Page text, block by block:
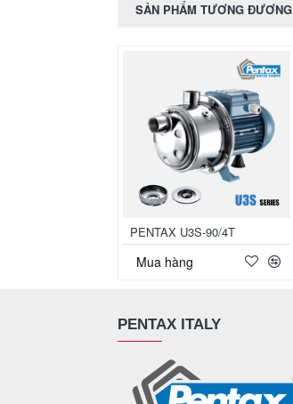
SẢN PHẨM TƯƠNG ĐƯƠNG
PENTAX U3S-90/4T
Mua hàng
PENTAX ITALY